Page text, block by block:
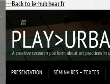
---Back to le-hub.hear.fr
PRESENTATION SÉMINAIRES – TEXTES